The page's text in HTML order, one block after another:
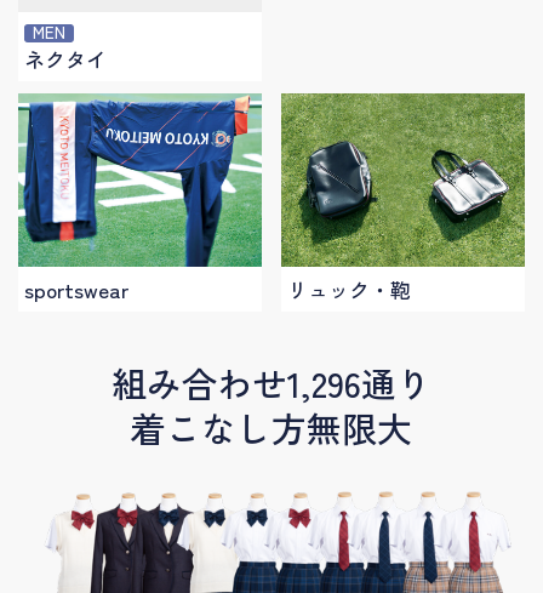
MEN
ネクタイ
sportswear リュック・鞄
組み合わせ1,296通り
着こなし方無限大